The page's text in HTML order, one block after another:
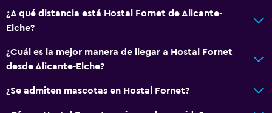
¿A qué distancia está Hostal Fornet de Alicante-
Elche?
¿Cuál es la mejor manera de llegar a Hostal Fornet
desde Alicante-Elche?
¿Se admiten mascotas en Hostal Fornet?